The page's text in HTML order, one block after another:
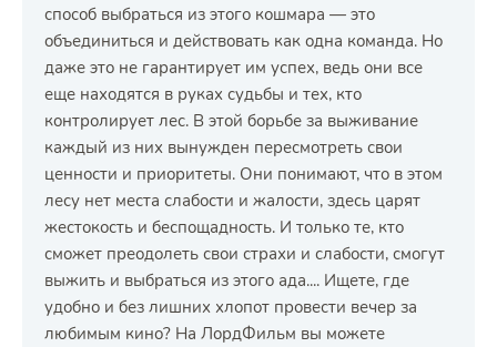
способ выбраться из этого кошмара — это
объединиться и действовать как одна команда. Но
даже это не гарантирует им успех, ведь они все
еще находятся в руках судьбы и тех, кто
контролирует лес. В этой борьбе за выживание
каждый из них вынужден пересмотреть свои
ценности и приоритеты. Они понимают, что в этом
лесу нет места слабости и жалости, здесь царят
жестокость и беспощадность. И только те, кто
сможет преодолеть свои страхи и слабости, смогут
выжить и выбраться из этого ада.... Ищете, где
удобно и без лишних хлопот провести вечер за
любимым кино? На ЛордФильм вы можете